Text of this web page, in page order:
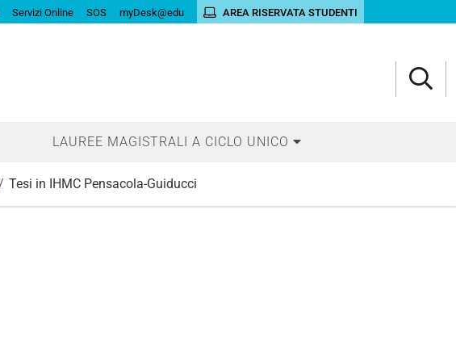
Servizi Online SOS myDesk@edu AREA RISERVATA STUDENTI
LAUREE MAGISTRALI A CICLO UNICO
Tesi in IHMC Pensacola-Guiducci